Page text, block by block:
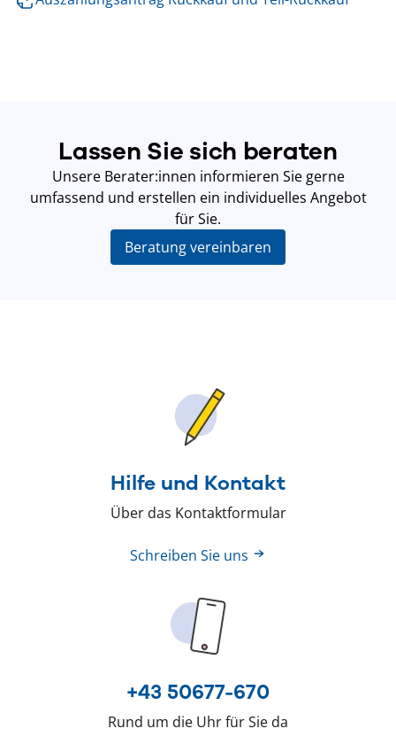
Lassen Sie sich beraten
Unsere Berater:innen informieren Sie gerne
umfassend und erstellen ein individuelles Angebot
für Sie.
Beratung vereinbaren
Hilfe und Kontakt
Über das Kontaktformular
Schreiben Sie uns
+43 50677-670
Rund um die Uhr für Sie da